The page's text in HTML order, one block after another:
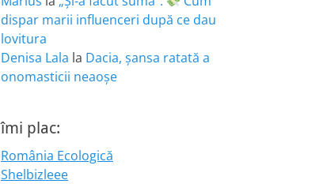
dispar marii influenceri după ce dau
lovitura
Denisa Lala la Dacia, șansa ratată a
onomasticii neaoșe
îmi plac:
România Ecologică
Shelbizleee